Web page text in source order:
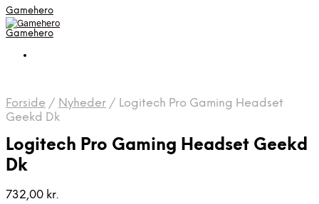
Gamehero
Gamehero
Forside / Nyheder / Logitech Pro Gaming Headset
Geekd Dk
Logitech Pro Gaming Headset Geekd
Dk
732,00 kr.